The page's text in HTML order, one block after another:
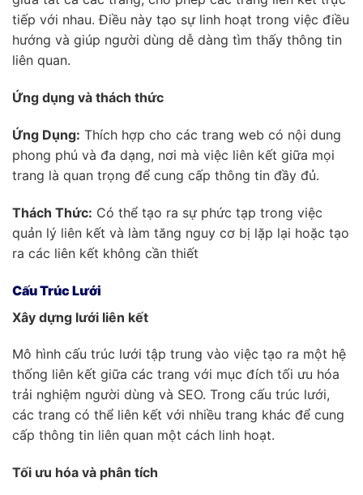
tiếp với nhau. Điều này tạo sự linh hoạt trong việc điều
hướng và giúp người dùng dễ dàng tìm thấy thông tin
liên quan.
Ứng dụng và thách thức
Ứng Dụng: Thích hợp cho các trang web có nội dung
phong phú và đa dạng, nơi mà việc liên kết giữa mọi
trang là quan trọng để cung cấp thông tin đầy đủ.
Thách Thức: Có thể tạo ra sự phức tạp trong việc
quản lý liên kết và làm tăng nguy cơ bị lặp lại hoặc tạo
ra các liên kết không cần thiết
Cấu Trúc Lưới
Xây dựng lưới liên kết
Mô hình cấu trúc lưới tập trung vào việc tạo ra một hệ
thống liên kết giữa các trang với mục đích tối ưu hóa
trải nghiệm người dùng và SEO. Trong cấu trúc lưới,
các trang có thể liên kết với nhiều trang khác để cung
cấp thông tin liên quan một cách linh hoạt.
Tối ưu hóa và phân tích